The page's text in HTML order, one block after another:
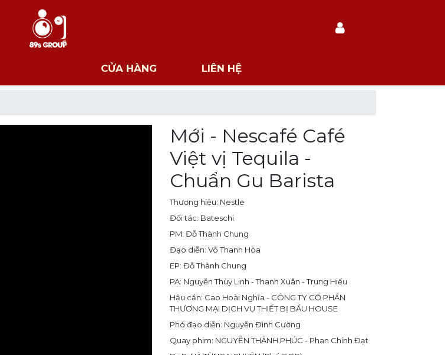
CỬA HÀNG LIÊN HỆ
Mới - Nescafé Café
Việt vị Tequila -
Chuẩn Gu Barista
Thương hiệu: Nestle
Đối tác: Bateschi
PM: Đỗ Thành Chung
Đạo diễn: Võ Thanh Hòa
EP: Đỗ Thành Chung
PA: Nguyễn Thùy Linh - Thanh Xuân - Trung Hiếu
Hậu cần: Cao Hoài Nghĩa - CÔNG TY CỔ PHẦN
THƯƠNG MẠI DỊCH VỤ THIẾT BỊ BẦU HOUSE
Phó đạo diễn: Nguyễn Đình Cường
Quay phim: NGUYỄN THÀNH PHÚC - Phan Chính Đạt